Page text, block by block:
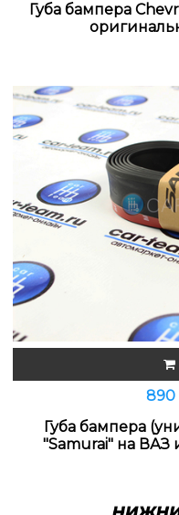
Губа бампера
890
Губа бампера
"Samurai" на